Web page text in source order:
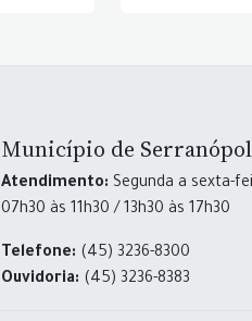
Município de
Atendimento: Segunda a sexta-
07h30 às 11h30 / 13h30 às 17h30
Telefone: (45) 3236-8300
Ouvidoria: (45) 3236-8383